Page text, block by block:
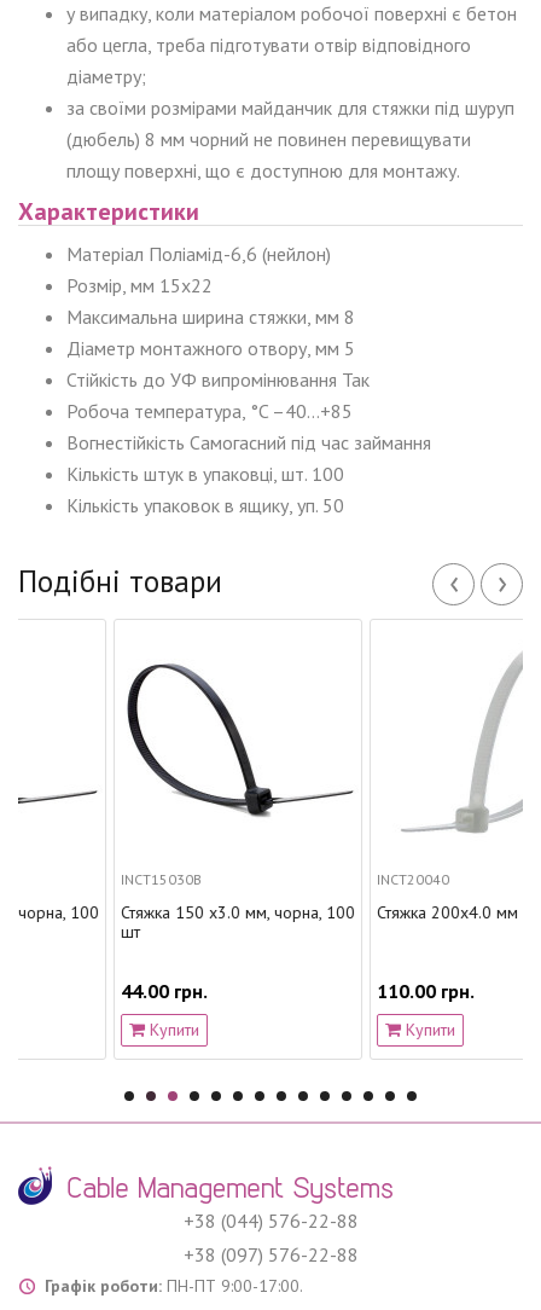
у випадку, коли матеріалом робочої поверхні є бетон
або цегла, треба підготувати отвір відповідного
діаметру;
за своїми розмірами майданчик для стяжки під шуруп
(дюбель) 8 мм чорний не повинен перевищувати
площу поверхні, що є доступною для монтажу.
Характеристики
Матеріал Поліамід-6,6 (нейлон)
Розмір, мм 15x22
Максимальна ширина стяжки, мм 8
Діаметр монтажного отвору, мм 5
Стійкість до УФ випромінювання Так
Робоча температура, °C –40…+85
Вогнестійкість Самогасний під час займання
Кількість штук в упаковці, шт. 100
Кількість упаковок в ящику, уп. 50
Подібні товари ‹ ›
100
INCT15030B
Стяжка 150 х3.0 мм, чорна, 100
44.00 грн.
Купити
INCT20040
Стяжка 200х4.0 мм
110.00 грн.
Купити
+38 (044) 576-22-88
+38 (097) 576-22-88
Графік роботи: ПН-ПТ 9:00-17:00.